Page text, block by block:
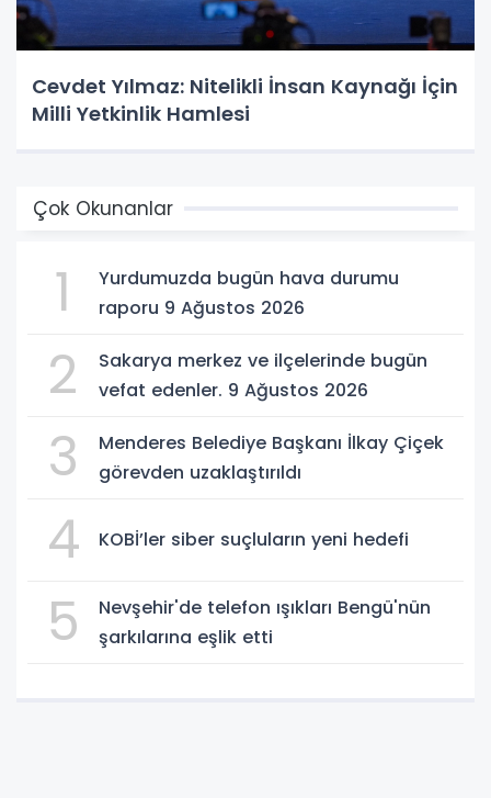
Cevdet Yılmaz: Nitelikli İnsan Kaynağı İçin
Milli Yetkinlik Hamlesi
Çok Okunanlar
1
Yurdumuzda bugün hava durumu
raporu 9 Ağustos 2026
2
Sakarya merkez ve ilçelerinde bugün
vefat edenler. 9 Ağustos 2026
3
Menderes Belediye Başkanı İlkay Çiçek
görevden uzaklaştırıldı
4 KOBİ’ler siber suçluların yeni hedefi
5
Nevşehir'de telefon ışıkları Bengü'nün
şarkılarına eşlik etti